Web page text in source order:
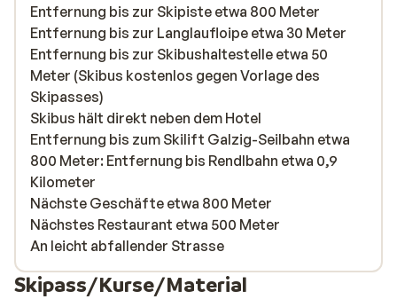
Entfernung bis zur Skipiste etwa 800 Meter
Entfernung bis zur Langlaufloipe etwa 30 Meter
Entfernung bis zur Skibushaltestelle etwa 50
Meter (Skibus kostenlos gegen Vorlage des
Skipasses)
Skibus hält direkt neben dem Hotel
Entfernung bis zum Skilift Galzig-Seilbahn etwa
800 Meter: Entfernung bis Rendlbahn etwa 0,9
Kilometer
Nächste Geschäfte etwa 800 Meter
Nächstes Restaurant etwa 500 Meter
An leicht abfallender Strasse
Skipass/Kurse/Material